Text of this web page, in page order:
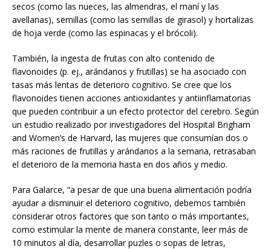
secos (como las nueces, las almendras, el maní y las
avellanas), semillas (como las semillas de girasol) y hortalizas
de hoja verde (como las espinacas y el brócoli).
También, la ingesta de frutas con alto contenido de
flavonoides (p. ej., arándanos y frutillas) se ha asociado con
tasas más lentas de deterioro cognitivo. Se cree que los
flavonoides tienen acciones antioxidantes y antiinflamatorias
que pueden contribuir a un efecto protector del cerebro. Según
un estudio realizado por investigadores del Hospital Brigham
and Women’s de Harvard, las mujeres que consumían dos o
más raciones de frutillas y arándanos a la semana, retrasaban
el deterioro de la memoria hasta en dos años y medio.
Para Galarce, “a pesar de que una buena alimentación podría
ayudar a disminuir el deterioro cognitivo, debemos también
considerar otros factores que son tanto o más importantes,
como estimular la mente de manera constante, leer más de
10 minutos al día, desarrollar puzles o sopas de letras,